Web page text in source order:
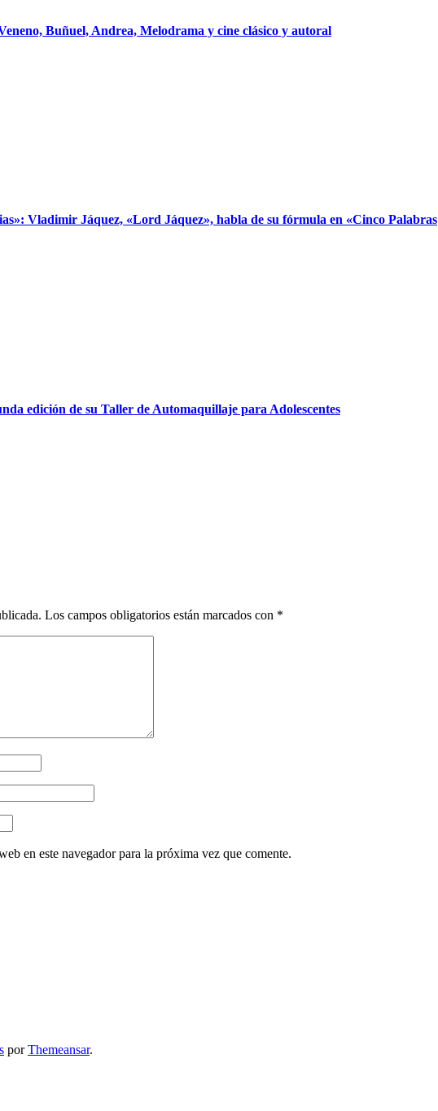
Buñuel, Andrea, Melodrama y cine clásico y autoral
Vladimir Jáquez, «Lord Jáquez», habla de su fórmula en «Cinco Palabras
edición de su Taller de Automaquillaje para Adolescentes
Los campos obligatorios están marcados con *
en este navegador para la próxima vez que comente.
porThemeansar.